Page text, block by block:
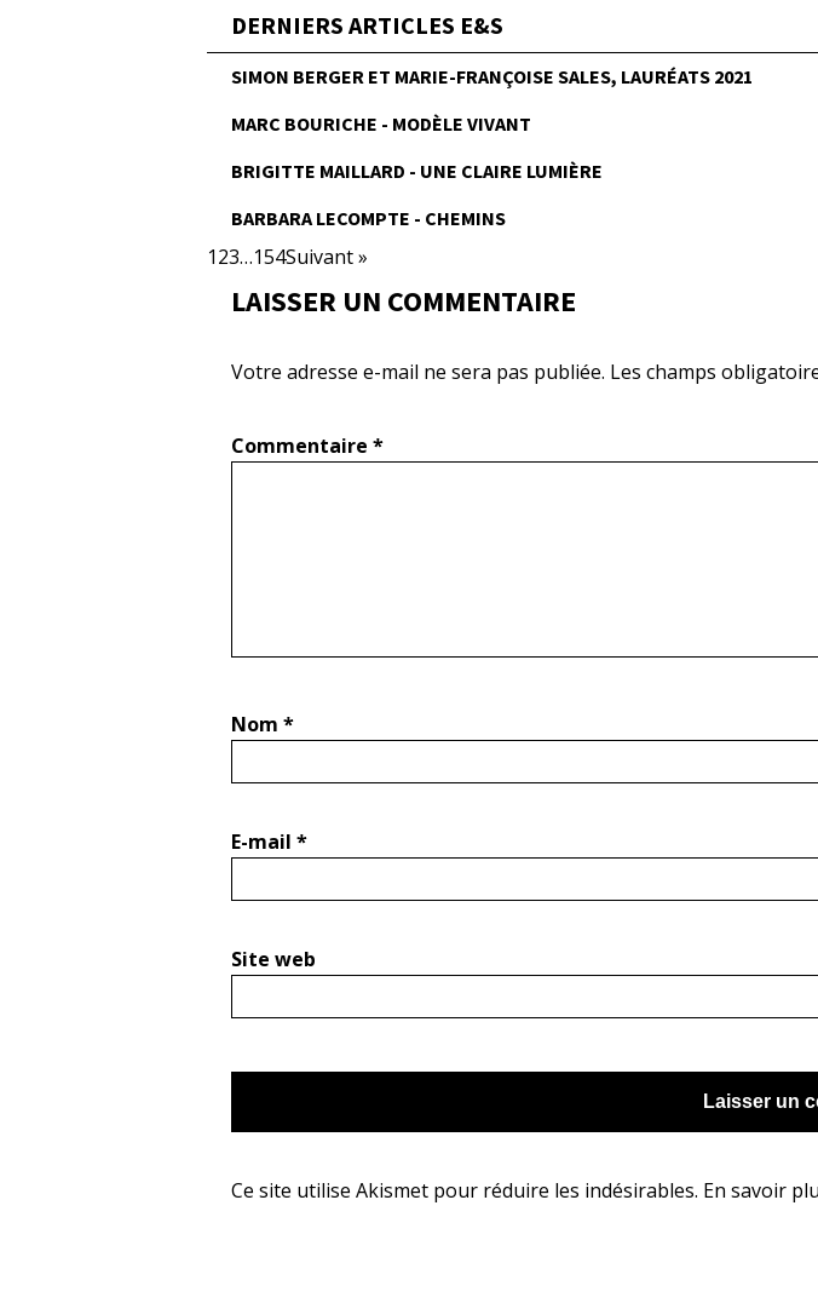
DERNIERS ARTICLES E&S
SIMON BERGER ET MARIE-FRANÇOISE SALES, LAURÉATS 2021
MARC BOURICHE - MODÈLE VIVANT
BRIGITTE MAILLARD - UNE CLAIRE LUMIÈRE
BARBARA LECOMPTE - CHEMINS
123…154Suivant »
LAISSER UN COMMENTAIRE
Votre adresse e-mail ne sera pas publiée. Les champs
Commentaire *
Nom *
E-mail *
Site web
Ce site utilise Akismet pour réduire les indésirables. En savoir